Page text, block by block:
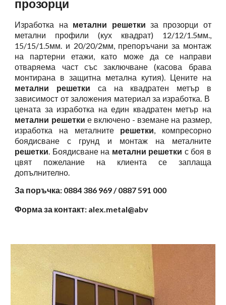
прозорци
Изработка на метални решетки за прозорци от
метални профили (кух квадрат) 12/12/1.5мм.,
15/15/1.5мм. и 20/20/2мм, препоръчани за монтаж
на партерни етажи, като може да се направи
отваряема част със заключване (касова брава
монтирана в защитна метална кутия). Цените на
метални
решетки са на квадратен метър в
зависимост от заложения материал за изработка. В
цената за изработка на един квадратен метър на
метални решетки е включено - вземане на размер,
изработка на металните решетки, компресорно
боядисване с грунд и монтаж на металните
решетки. Боядисване на метални решетки с боя в
цвят пожелание на клиента се заплаща
допълнително.
За поръчка: 0884 386 969 / 0887 591 000
Форма за контакт: alex.metal@abv